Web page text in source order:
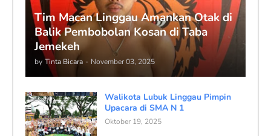
Tim Macan Linggau Amankan Otak di
Balik Pembobolan Kosan di Taba
Jemekeh
by Tinta Bicara - November 03, 2025
Walikota Lubuk Linggau Pimpin
Upacara di SMA N 1
Oktober 19, 2025